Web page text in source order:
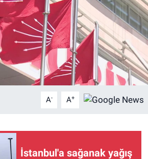
A- A+
İstanbul'a sağanak yağış